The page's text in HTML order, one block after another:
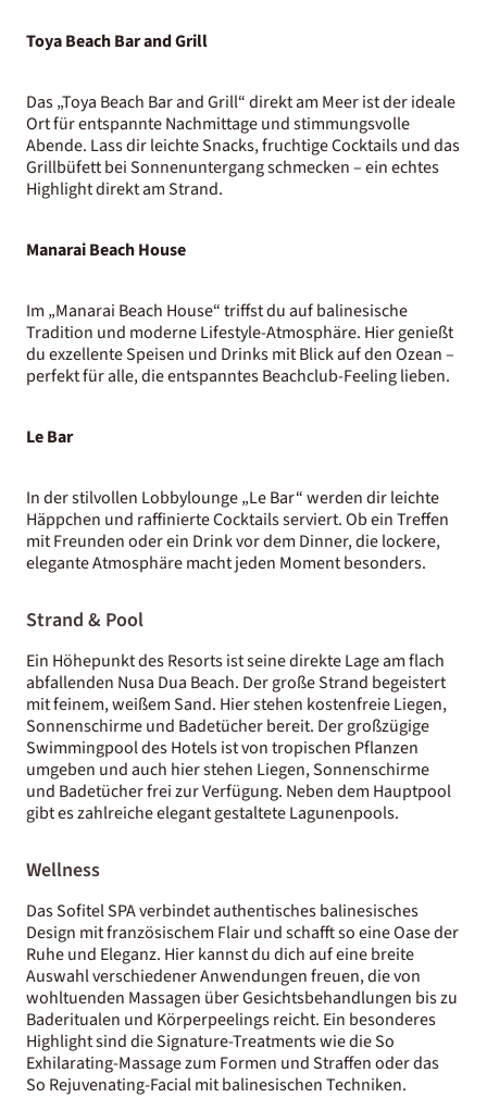
Toya Beach Bar and Grill
Das „Toya Beach Bar and Grill“ direkt am Meer ist der ideale
Ort für entspannte Nachmittage und stimmungsvolle
Abende. Lass dir leichte Snacks, fruchtige Cocktails und das
Grillbüfett bei Sonnenuntergang schmecken – ein echtes
Highlight direkt am Strand.
Manarai Beach House
Im „Manarai Beach House“ triffst du auf balinesische
Tradition und moderne Lifestyle-Atmosphäre. Hier genießt
du exzellente Speisen und Drinks mit Blick auf den Ozean –
perfekt für alle, die entspanntes Beachclub-Feeling lieben.
Le Bar
In der stilvollen Lobbylounge „Le Bar“ werden dir leichte
Häppchen und raffinierte Cocktails serviert. Ob ein Treffen
mit Freunden oder ein Drink vor dem Dinner, die lockere,
elegante Atmosphäre macht jeden Moment besonders.
Strand & Pool
Ein Höhepunkt des Resorts ist seine direkte Lage am flach
abfallenden Nusa Dua Beach. Der große Strand begeistert
mit feinem, weißem Sand. Hier stehen kostenfreie Liegen,
Sonnenschirme und Badetücher bereit. Der großzügige
Swimmingpool des Hotels ist von tropischen Pflanzen
umgeben und auch hier stehen Liegen, Sonnenschirme
und Badetücher frei zur Verfügung. Neben dem Hauptpool
gibt es zahlreiche elegant gestaltete Lagunenpools.
Wellness
Das Sofitel SPA verbindet authentisches balinesisches
Design mit französischem Flair und schafft so eine Oase der
Ruhe und Eleganz. Hier kannst du dich auf eine breite
Auswahl verschiedener Anwendungen freuen, die von
wohltuenden Massagen über Gesichtsbehandlungen bis zu
Baderitualen und Körperpeelings reicht. Ein besonderes
Highlight sind die Signature-Treatments wie die So
Exhilarating-Massage zum Formen und Straffen oder das
So Rejuvenating-Facial mit balinesischen Techniken.